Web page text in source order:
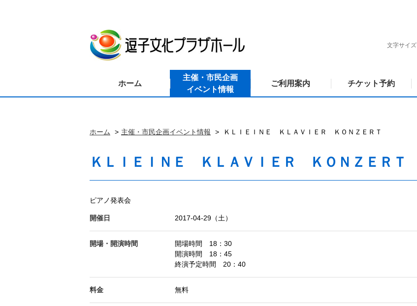
文字サイズ
ホーム
主催・市民企画
イベント情報
ご利用案内 チケット予約
ホーム 主催・市民企画イベント情報 ＫＬＩＥＩＮＥ ＫＬＡＶＩＥＲ ＫＯＮＺＥＲＴ
ＫＬＩＥＩＮＥ ＫＬＡＶＩＥＲ ＫＯＮＺＥＲＴ
ピアノ発表会
開催日 2017-04-29（土）
開場・開演時間
開場時間 18：30
開演時間 18：45
終演予定時間 20：40
料金 無料